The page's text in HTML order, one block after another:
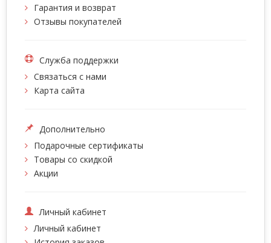
Гарантия и возврат
Отзывы покупателей
Служба поддержки
Связаться с нами
Карта сайта
Дополнительно
Подарочные сертификаты
Товары со скидкой
Акции
Личный кабинет
Личный кабинет